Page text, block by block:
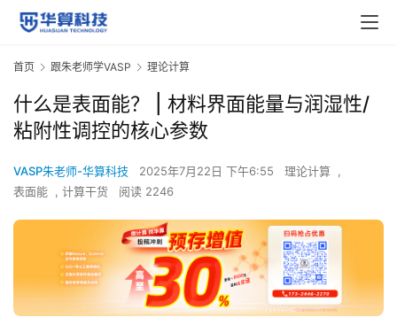
首页 跟朱老师学VASP 理论计算
什么是表面能？ | 材料界面能量与润湿性/
粘附性调控的核心参数
VASP朱老师-华算科技 2025年7月22日 下午6:55 理论计算 ,
表面能 , 计算干货 阅读 2246